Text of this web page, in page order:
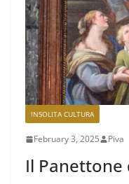
INSOLITA CULTURA
February 3, 2025 Piva
Il Panettone